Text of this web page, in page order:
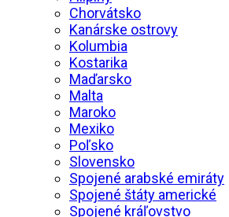
Chorvátsko
Kanárske ostrovy
Kolumbia
Kostarika
Maďarsko
Malta
Maroko
Mexiko
Poľsko
Slovensko
Spojené arabské emiráty
Spojené štáty americké
Spojené kráľovstvo